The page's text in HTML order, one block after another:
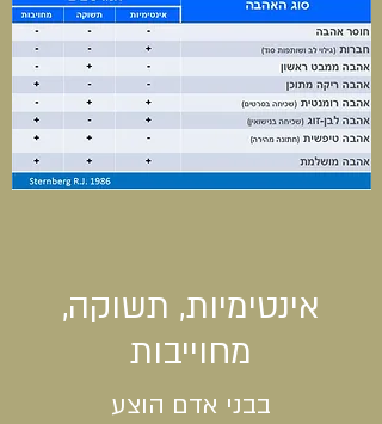
אינטימיות, תשוקה,
מחוייבות
בבני אדם הוצע